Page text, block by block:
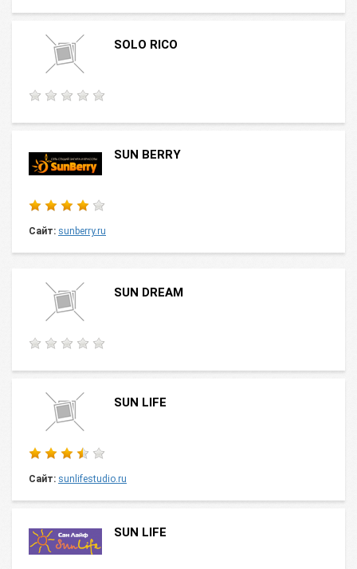
SOLO RICO
SUN BERRY
Сайт: sunberry.ru
SUN DREAM
SUN LIFE
Сайт: sunlifestudio.ru
SUN LIFE